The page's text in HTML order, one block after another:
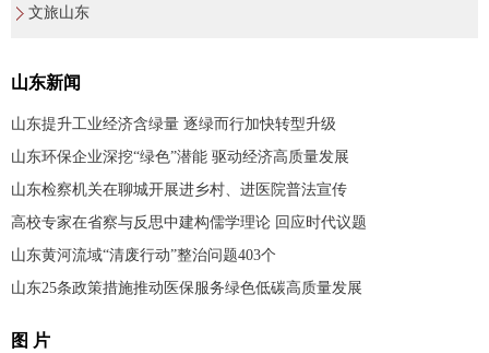
文旅山东
山东新闻
山东提升工业经济含绿量 逐绿而行加快转型升级
山东环保企业深挖“绿色”潜能 驱动经济高质量发展
山东检察机关在聊城开展进乡村、进医院普法宣传
高校专家在省察与反思中建构儒学理论 回应时代议题
山东黄河流域“清废行动”整治问题403个
山东25条政策措施推动医保服务绿色低碳高质量发展
图 片